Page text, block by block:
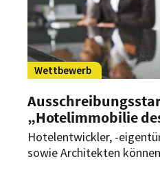
Wettbewerb
„Hotelimmobilie
Hotelentwickler, -
sowie Architekten